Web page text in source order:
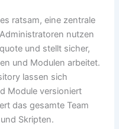
ratsam, eine zentrale
nutzen
und stellt sicher,
und Modulen arbeitet.
lassen sich
Module versioniert
das gesamte Team
Skripten.